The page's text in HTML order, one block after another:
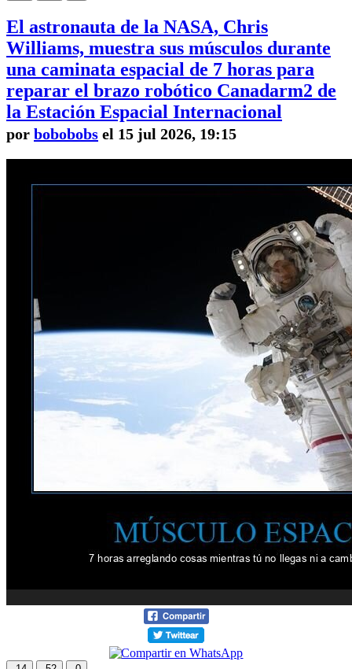
El astronauta de la NASA, Chris
Williams, muestra sus músculos durante
una caminata espacial de 7 horas para
reparar el brazo robótico Canadarm2 de
la Estación Espacial Internacional
por bobobobs el 15 jul 2026, 19:15